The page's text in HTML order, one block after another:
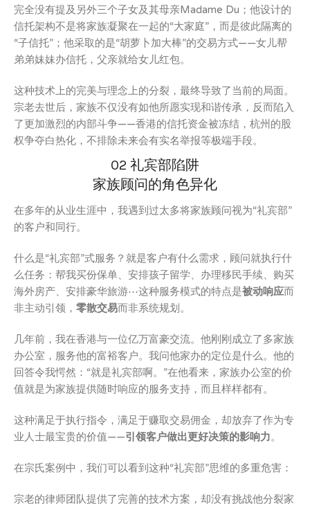
完全没有提及另外三个子女及其母亲Madame Du；他设计的
信托架构不是将家族凝聚在一起的“大家庭”，而是彼此隔离的
“子信托”；他采取的是“胡萝卜加大棒”的交易方式——女儿帮
弟弟妹妹办信托，父亲就给女儿红包。
这种技术上的完美与理念上的分裂，最终导致了当前的局面。
宗老去世后，家族不仅没有如他所愿实现和谐传承，反而陷入
了更加激烈的内部斗争——香港的信托资金被冻结，杭州的股
权争夺白热化，不排除未来会有实名举报等极端手段。
02 礼宾部陷阱
家族顾问的角色异化
在多年的从业生涯中，我遇到过太多将家族顾问视为“礼宾部”
的客户和同行。
什么是“礼宾部”式服务？就是客户有什么需求，顾问就执行什
么任务：帮我买份保单、安排孩子留学、办理移民手续、购买
海外房产、安排豪华旅游⋯这种服务模式的特点是被动响应而
非主动引领， 零散交易而非系统规划。
几年前，我在香港与一位亿万富豪交流。他刚刚成立了多家族
办公室，服务他的富裕客户。我问他家办的定位是什么。他的
回答令我愕然：“就是礼宾部啊。”在他看来，家族办公室的价
值就是为家族提供随时响应的服务支持，而且样样都有。
这种满足于执行指令，满足于赚取交易佣金，却放弃了作为专
业人士最宝贵的价值——引领客户做出更好决策的影响力。
在宗氏案例中，我们可以看到这种“礼宾部”思维的多重危害：
宗老的律师团队提供了完善的技术方案，却没有挑战他分裂家